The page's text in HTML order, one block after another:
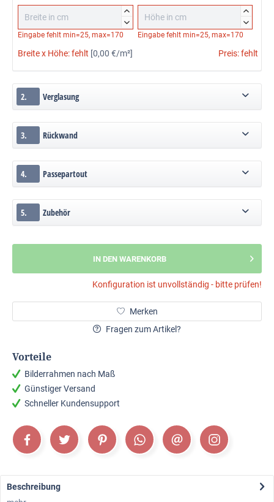




Eingabe fehlt min=25, max=170 Eingabe fehlt min=25, max=170
Breite x Höhe:fehlt [0,00 €/m²] Preis:fehlt
2. Verglasung
3. Rückwand
4. Passepartout
5. Zubehör
IN DEN WARENKORB
Konfiguration ist unvollständig - bitte prüfen!
Merken
Fragen zum Artikel?
Vorteile
Bilderrahmen nach Maß
Günstiger Versand
Schneller Kundensupport
Beschreibung